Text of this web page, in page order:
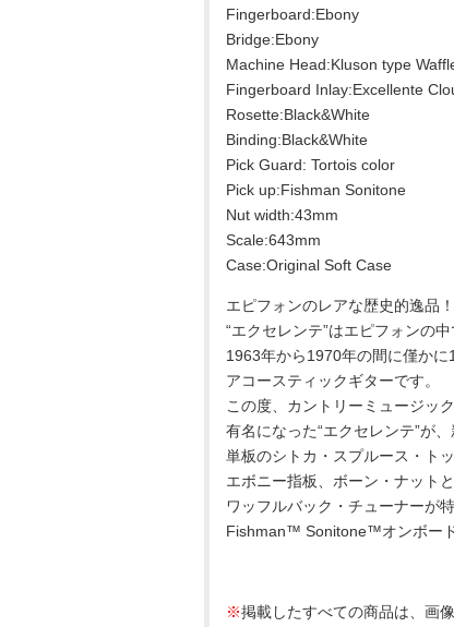
Fingerboard:Ebony
Bridge:Ebony
Machine Head:Kluson type
Fingerboard Inlay:Excellente
Rosette:Black&White
Binding:Black&White
Pick Guard: Tortois color
Pick up:Fishman Sonitone
Nut width:43mm
Scale:643mm
Case:Original Soft Case
エピフォンのレアな歴史的逸品
“エクセレンテ”はエピフォンの
1963年から1970年の間に僅か
アコースティックギターです。
この度、カントリーミュージッ
有名になった“エクセレンテ”が
単板のシトカ・スプルース・ト
エボニー指板、ボーン・ナット
ワッフルバック・チューナーが特
Fishman™ Sonitone™オンボー
※掲載したすべての商品は、画